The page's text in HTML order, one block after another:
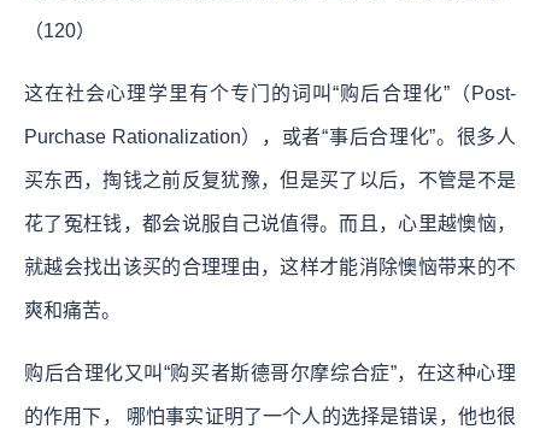
（120）
这在社会心理学里有个专门的词叫“购后合理化”（Post-
Purchase Rationalization），或者“事后合理化”。很多人
买东西，掏钱之前反复犹豫，但是买了以后，不管是不是
花了冤枉钱，都会说服自己说值得。而且，心里越懊恼，
就越会找出该买的合理理由，这样才能消除懊恼带来的不
爽和痛苦。
购后合理化又叫“购买者斯德哥尔摩综合症”，在这种心理
的作用下， 哪怕事实证明了一个人的选择是错误，他也很